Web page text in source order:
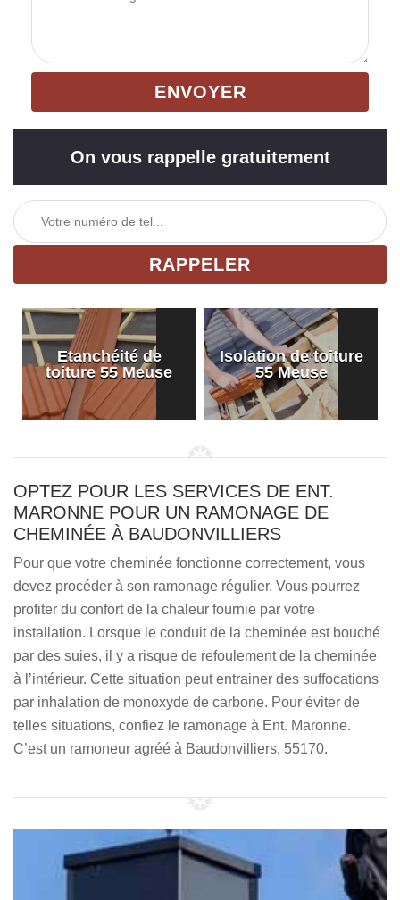
On vous rappelle gratuitement
Etanchéité de
toiture 55 Meuse
Isolation de toiture
55 Meuse
OPTEZ POUR LES SERVICES DE ENT.
MARONNE POUR UN RAMONAGE DE
CHEMINÉE À BAUDONVILLIERS
Pour que votre cheminée fonctionne correctement, vous
devez procéder à son ramonage régulier. Vous pourrez
profiter du confort de la chaleur fournie par votre
installation. Lorsque le conduit de la cheminée est bouché
par des suies, il y a risque de refoulement de la cheminée
à l’intérieur. Cette situation peut entrainer des suffocations
par inhalation de monoxyde de carbone. Pour éviter de
telles situations, confiez le ramonage à Ent. Maronne.
C’est un ramoneur agréé à Baudonvilliers, 55170.